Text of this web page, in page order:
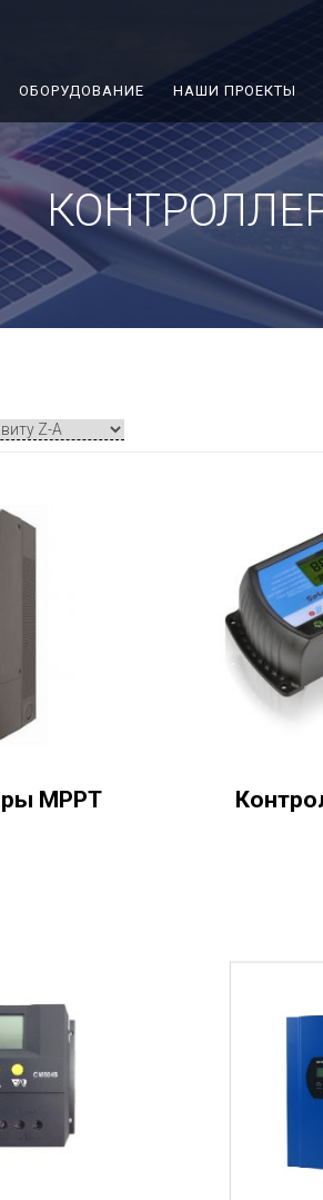
ОБОРУДОВАНИЕ НАШИ ПРОЕКТЫ
MPPT